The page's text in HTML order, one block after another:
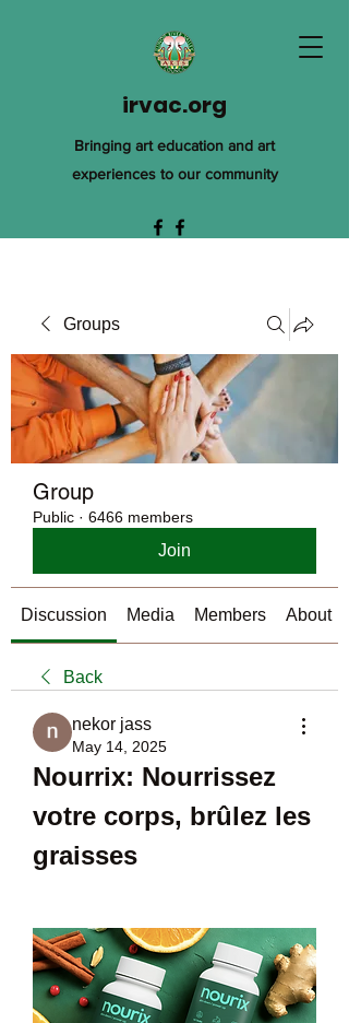
irvac.org
Bringing art education and art
experiences to our community
Groups
Group
Public · 6466 members
Join
Discussion Media Members About
Back
nekor jass
May 14, 2025
Nourrix: Nourrissez
votre corps, brûlez les
graisses